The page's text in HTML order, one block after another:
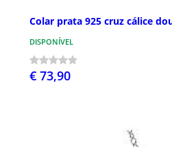
Colar prata 925 cruz cálice
DISPONÍVEL
€ 73,90